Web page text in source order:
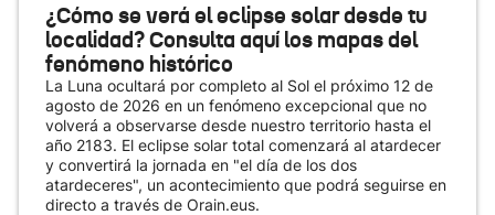
¿Cómo se verá el eclipse solar desde tu
localidad? Consulta aquí los mapas del
fenómeno histórico
La Luna ocultará por completo al Sol el próximo 12 de
agosto de 2026 en un fenómeno excepcional que no
volverá a observarse desde nuestro territorio hasta el
año 2183. El eclipse solar total comenzará al atardecer
y convertirá la jornada en "el día de los dos
atardeceres", un acontecimiento que podrá seguirse en
directo a través de Orain.eus.